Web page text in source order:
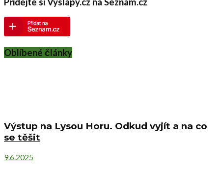
Oblíbené články
Výstup na Lysou Horu. Odkud vyjít a na co
se těšit
9.6.2025